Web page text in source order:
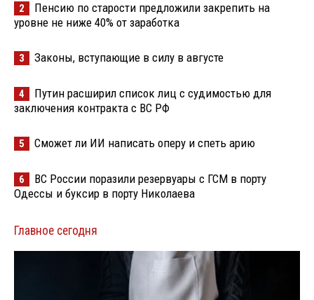
2
Пенсию по старости предложили закрепить на
уровне не ниже 40% от заработка
3 Законы, вступающие в силу в августе
4
Путин расширил список лиц с судимостью для
заключения контракта с ВС РФ
5 Сможет ли ИИ написать оперу и спеть арию
6
ВС России поразили резервуары с ГСМ в порту
Одессы и буксир в порту Николаева
Главное сегодня